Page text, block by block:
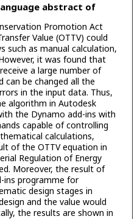
abstract of
Promotion Act
Value (OTTV) could
such as manual calculation,
it was found that
a large number of
can be changed all the
in the input data. Thus,
algorithm in Autodesk
the Dynamo add-ins with
capable of controlling
calculations,
of the OTTV equation in
Regulation of Energy
Moreover, the result of
ins programme for
design stages in
and the value would
the results are shown in